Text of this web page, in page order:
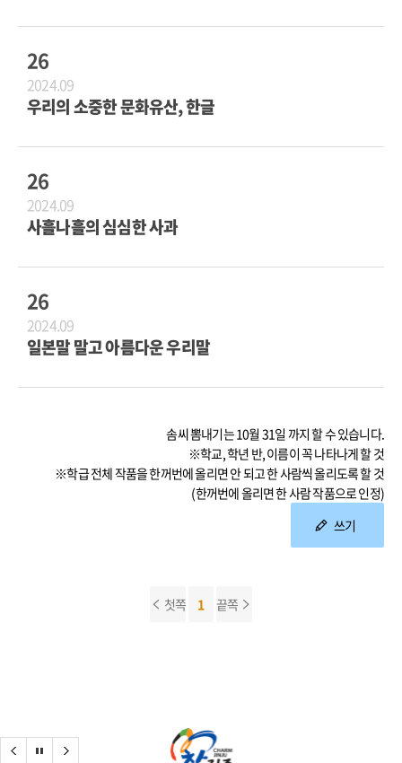
26
2024.09
우리의 소중한 문화유산, 한글
26
2024.09
사흘나흘의 심심한 사과
26
2024.09
일본말 말고 아름다운 우리말
솜씨 뽐내기는 10월 31일 까지 할 수 있습니다.
※학교, 학년 반, 이름이 꼭 나타나게 할 것
※학급 전체 작품을 한꺼번에 올리면 안 되고 한 사람씩 올리도록 할 것
(한꺼번에 올리면 한 사람 작품으로 인정)
쓰기
첫쪽 1 끝쪽